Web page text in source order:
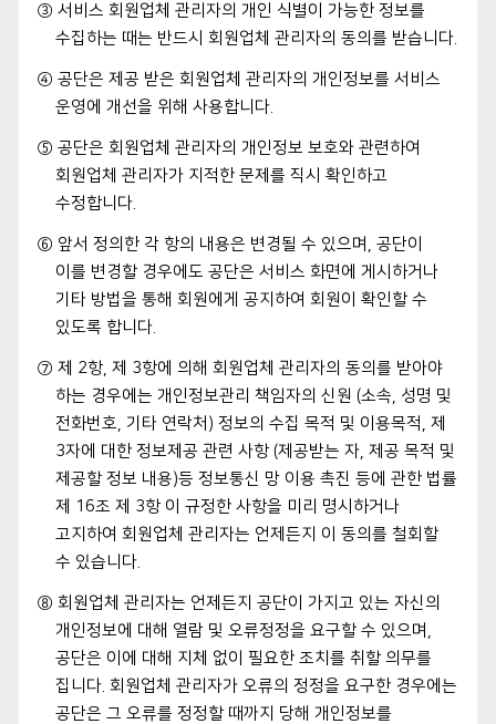
③ 서비스 회원업체 관리자의 개인 식별이 가능한 정보를
수집하는 때는 반드시 회원업체 관리자의 동의를 받습니다.
④ 공단은 제공 받은 회원업체 관리자의 개인정보를 서비스
운영에 개선을 위해 사용합니다.
⑤ 공단은 회원업체 관리자의 개인정보 보호와 관련하여
회원업체 관리자가 지적한 문제를 직시 확인하고
수정합니다.
⑥ 앞서 정의한 각 항의 내용은 변경될 수 있으며, 공단이
이를 변경할 경우에도 공단은 서비스 화면에 게시하거나
기타 방법을 통해 회원에게 공지하여 회원이 확인할 수
있도록 합니다.
⑦ 제 2항, 제 3항에 의해 회원업체 관리자의 동의를 받아야
하는 경우에는 개인정보관리 책임자의 신원 (소속, 성명 및
전화번호, 기타 연락처) 정보의 수집 목적 및 이용목적, 제
3자에 대한 정보제공 관련 사항 (제공받는 자, 제공 목적 및
제공할 정보 내용)등 정보통신 망 이용 촉진 등에 관한 법률
제 16조 제 3항 이 규정한 사항을 미리 명시하거나
고지하여 회원업체 관리자는 언제든지 이 동의를 철회할
수 있습니다.
⑧ 회원업체 관리자는 언제든지 공단이 가지고 있는 자신의
개인정보에 대해 열람 및 오류정정을 요구할 수 있으며,
공단은 이에 대해 지체 없이 필요한 조치를 취할 의무를
집니다. 회원업체 관리자가 오류의 정정을 요구한 경우에는
공단은 그 오류를 정정할 때까지 당해 개인정보를